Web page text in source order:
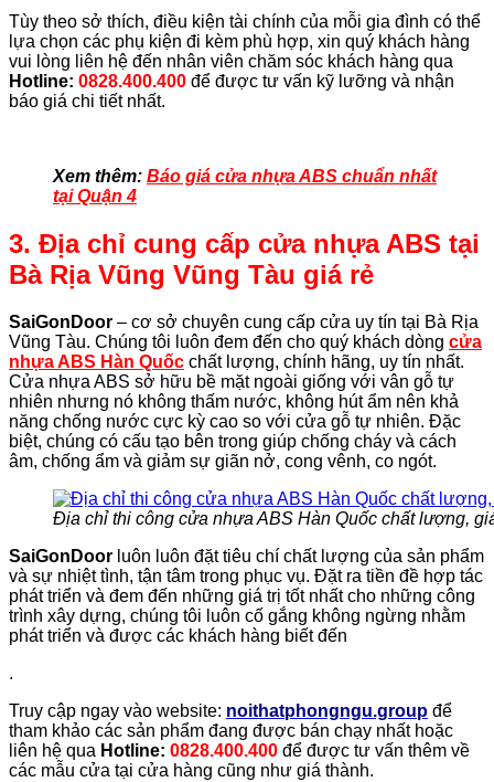
Tùy theo sở thích, điều kiện tài chính của mỗi gia đình có thể
lựa chọn các phụ kiện đi kèm phù hợp, xin quý khách hàng
vui lòng liên hệ đến nhân viên chăm sóc khách hàng qua
Hotline: 0828.400.400 để được tư vấn kỹ lưỡng và nhận
báo giá chi tiết nhất.
Xem thêm: Báo giá cửa nhựa ABS chuẩn nhất
tại Quận 4
3. Địa chỉ cung cấp cửa nhựa ABS tại
Bà Rịa Vũng Vũng Tàu giá rẻ
SaiGonDoor – cơ sở chuyên cung cấp cửa uy tín tại Bà Rịa
Vũng Tàu. Chúng tôi luôn đem đến cho quý khách dòng cửa
nhựa ABS Hàn Quốc chất lượng, chính hãng, uy tín nhất.
Cửa nhựa ABS sở hữu bề mặt ngoài giống với vân gỗ tự
nhiên nhưng nó không thấm nước, không hút ẩm nên khả
năng chống nước cực kỳ cao so với cửa gỗ tự nhiên. Đặc
biệt, chúng có cấu tạo bên trong giúp chống cháy và cách
âm, chống ẩm và giảm sự giãn nở, cong vênh, co ngót.
Địa chỉ thi công cửa nhựa ABS Hàn Quốc chất lượng,
SaiGonDoor luôn luôn đặt tiêu chí chất lượng của sản phẩm
và sự nhiệt tình, tận tâm trong phục vụ. Đặt ra tiền đề hợp tác
phát triển và đem đến những giá trị tốt nhất cho những công
trình xây dựng, chúng tôi luôn cố gắng không ngừng nhằm
phát triển và được các khách hàng biết đến
.
Truy cập ngay vào website: noithatphongngu.group để
tham khảo các sản phẩm đang được bán chạy nhất hoặc
liên hệ qua Hotline: 0828.400.400 để được tư vấn thêm về
các mẫu cửa tại cửa hàng cũng như giá thành.